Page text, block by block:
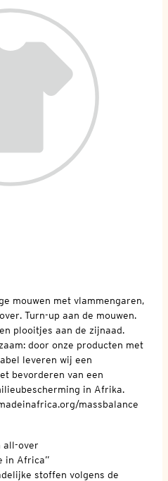
mouwen met vlammengaren,
Turn-up aan de mouwen.
plooitjes aan de zijnaad.
door onze producten met
leveren wij een
bevorderen van een
in Afrika.
massbalance
all-over
in Africa”
stoffen volgens de